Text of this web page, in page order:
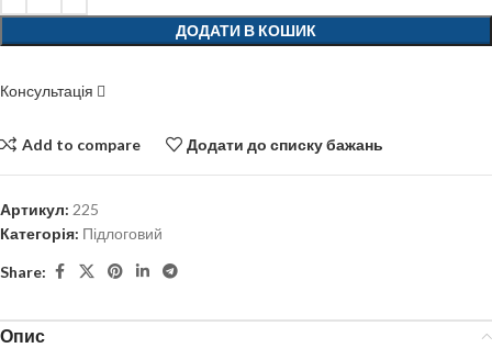
ДОДАТИ В КОШИК
Консультація
Add to compare Додати до списку бажань
Артикул: 225
Категорія: Підлоговий
Share:
Опис